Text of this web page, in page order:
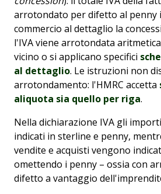
arrotondato per difetto al penny
commercio al dettaglio la
l'IVA viene arrotondata
vicino o si applicano specifici
al dettaglio. Le istruzioni non
arrotondamento: l'HMRC accetta
aliquota sia quello per riga.
Nella dichiarazione IVA gli
indicati in sterline e penny,
vendite e acquisti vengono
omettendo i penny – ossia con
difetto a vantaggio